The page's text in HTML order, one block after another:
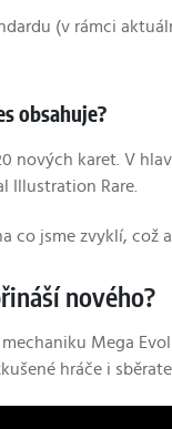
(v rámci
obsahuje?
nových karet. V
Illustration Rare.
co jsme zvyklí,
nového?
Mega
hráče i